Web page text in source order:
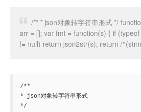
/** * json对象转字符串形式 */
arr = []; var fmt = function(s) { if
!= null) return json2str(s); return /
/**
* json对象转字符串形式
*/